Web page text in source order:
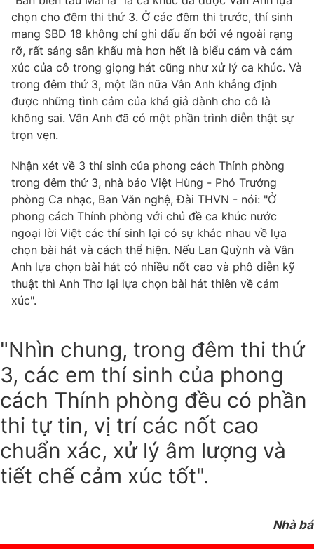
chọn cho đêm thi thứ 3. Ở các đêm thi trước, thí sinh
mang SBD 18 không chỉ ghi dấu ấn bởi vẻ ngoài rạng
rỡ, rất sáng sân khấu mà hơn hết là biểu cảm và cảm
xúc của cô trong giọng hát cũng như xử lý ca khúc. Và
trong đêm thứ 3, một lần nữa Vân Anh khẳng định
được những tình cảm của khá giả dành cho cô là
không sai. Vân Anh đã có một phần trình diễn thật sự
trọn vẹn.
Nhận xét về 3 thí sinh của phong cách Thính phòng
trong đêm thứ 3, nhà báo Việt Hùng - Phó Trưởng
phòng Ca nhạc, Ban Văn nghệ, Đài THVN - nói: "Ở
phong cách Thính phòng với chủ đề ca khúc nước
ngoại lời Việt các thí sinh lại có sự khác nhau về lựa
chọn bài hát và cách thể hiện. Nếu Lan Quỳnh và Vân
Anh lựa chọn bài hát có nhiều nốt cao và phô diễn kỹ
thuật thì Anh Thơ lại lựa chọn bài hát thiên về cảm
xúc".
"Nhìn chung, trong đêm thi thứ
3, các em thí sinh của phong
cách Thính phòng đều có phần
thi tự tin, vị trí các nốt cao
chuẩn xác, xử lý âm lượng và
tiết chế cảm xúc tốt".
Nhà